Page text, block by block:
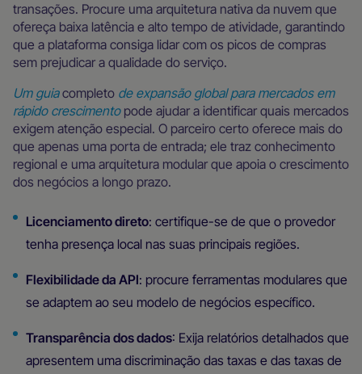
transações. Procure uma arquitetura nativa da nuvem que
ofereça baixa latência e alto tempo de atividade, garantindo
que a plataforma consiga lidar com os picos de compras
sem prejudicar a qualidade do serviço.
Um guiacompleto de expansão global para mercados em
rápido crescimentopode ajudar a identificar quais mercados
exigem atenção especial. O parceiro certo oferece mais do
que apenas uma porta de entrada; ele traz conhecimento
regional e uma arquitetura modular que apoia o crescimento
dos negócios a longo prazo.
Licenciamento direto: certifique-se de que o provedor
tenha presença local nas suas principais regiões.
Flexibilidade da API: procure ferramentas modulares que
se adaptem ao seu modelo de negócios específico.
Transparência dos dados: Exija relatórios detalhados que
apresentem uma discriminação das taxas e das taxas de